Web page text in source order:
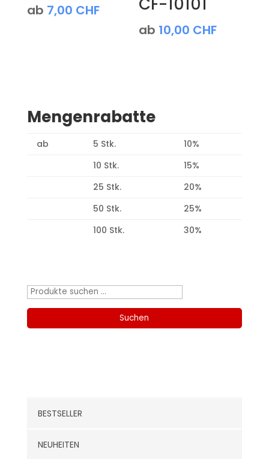
ab 7,00 CHF CF-10101
ab 10,00 CHF
Mengenrabatte
ab 5 Stk.
10%
10 Stk.
15%
25 Stk.
20%
50 Stk.
25%
100 Stk.
30%
Suchen
Suchen
BESTSELLER
NEUHEITEN